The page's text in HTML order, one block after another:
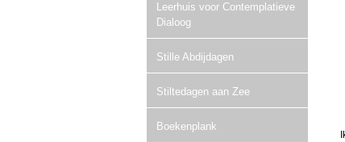
Leerhuis voor Contemplatieve
Dialoog
Stille Abdijdagen
Stiltedagen aan Zee
Boekenplank